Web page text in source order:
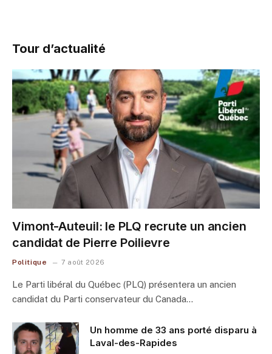
Tour d’actualité
Vimont-Auteuil: le PLQ recrute un ancien
candidat de Pierre Poilievre
Politique 7 août 2026
Le Parti libéral du Québec (PLQ) présentera un ancien
candidat du Parti conservateur du Canada…
Un homme de 33 ans porté disparu à
Laval-des-Rapides